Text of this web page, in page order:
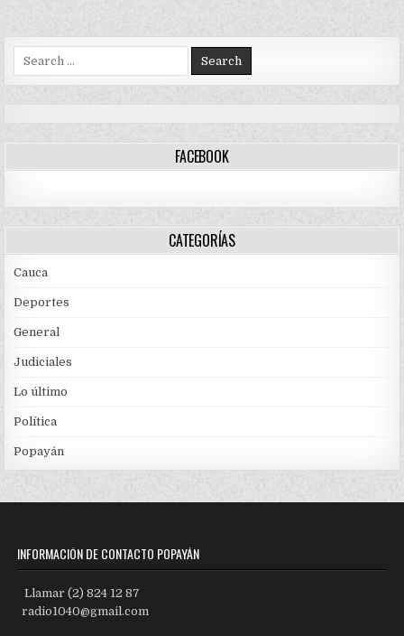
Search
for:
FACEBOOK
CATEGORÍAS
Cauca
Deportes
General
Judiciales
Lo último
Política
Popayán
INFORMACIÓN DE CONTACTO POPAYÁN
Llamar (2) 824 12 87
radio1040@gmail.com